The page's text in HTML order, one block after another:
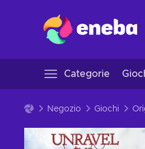
Categorie
Negozio Giochi